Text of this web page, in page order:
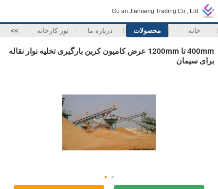
Gu an Jianneng Trading Co., Ltd
خانه محصولات درباره ما تور کارخانه >>
400mm تا 1200mm عرض کامیون کربن بارگیری تخلیه نوار نقاله
برای سیمان